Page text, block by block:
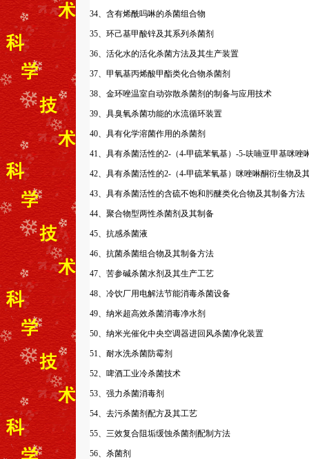
34、含有烯酰吗啉的杀菌组合物
35、环己基甲酸锌及其系列杀菌剂
36、活化水的活化杀菌方法及其生产装置
37、甲氧基丙烯酸甲酯类化合物杀菌剂
38、金环唑温室自动弥散杀菌剂的制备与应用技术
39、具臭氧杀菌功能的水流循环装置
40、具有化学溶菌作用的杀菌剂
41、具有杀菌活性的2-（4-甲硫苯氧基）-5-呋喃亚甲基咪唑
42、具有杀菌活性的2-（4-甲硫苯氧基）咪唑啉酮衍生物及
43、具有杀菌活性的含硫不饱和肟醚类化合物及其制备方法
44、聚合物型两性杀菌剂及其制备
45、抗感杀菌液
46、抗菌杀菌组合物及其制备方法
47、苦参碱杀菌水剂及其生产工艺
48、冷饮厂用电解法节能消毒杀菌设备
49、纳米超高效杀菌消毒净水剂
50、纳米光催化中央空调器进回风杀菌净化装置
51、耐水洗杀菌防霉剂
52、啤酒工业冷杀菌技术
53、强力杀菌消毒剂
54、去污杀菌剂配方及其工艺
55、三效复合阻垢缓蚀杀菌剂配制方法
56、杀菌剂